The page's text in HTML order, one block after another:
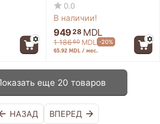
0.0
В наличии!
94928 MDL
1 18660 MDL -20%
65.92 MDL / мес.
еще 20 товаров
НАЗАД ВПЕРЕД